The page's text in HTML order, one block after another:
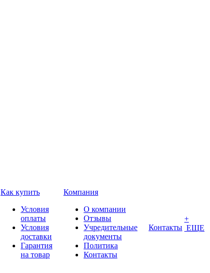
Как купить
Условия
оплаты
Условия
доставки
Гарантия
на товар
Компания
О компании
Отзывы
Учредительные
документы
Политика
Контакты
Контакты
+
ЕЩЕ